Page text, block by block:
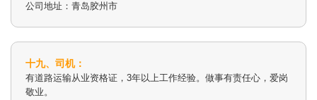
公司地址：青岛胶州市
十九、司机：
有道路运输从业资格证，3年以上工作经验。做事有责任心，爱岗
敬业。